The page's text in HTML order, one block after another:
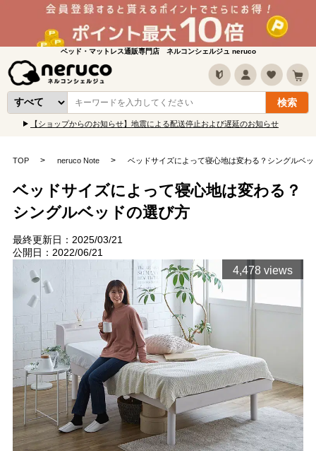
ベッド・マットレス通販専門店 ネルコンシェルジュ neruco
【ショップからのお知らせ】地震による配送停止および遅延のお知らせ
TOP neruco Note ベッドサイズによって寝心地は変わる？シングルベッ
ベッドサイズによって寝心地は変わる？
シングルベッドの選び方
最終更新日：2025/03/21
公開日：2022/06/21
4,478 views